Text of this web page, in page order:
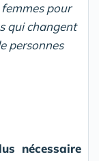
pour
qui changent
personnes
nécessaire